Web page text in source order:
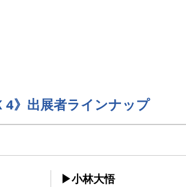
4》出展者ラインナップ
▶︎小林大悟